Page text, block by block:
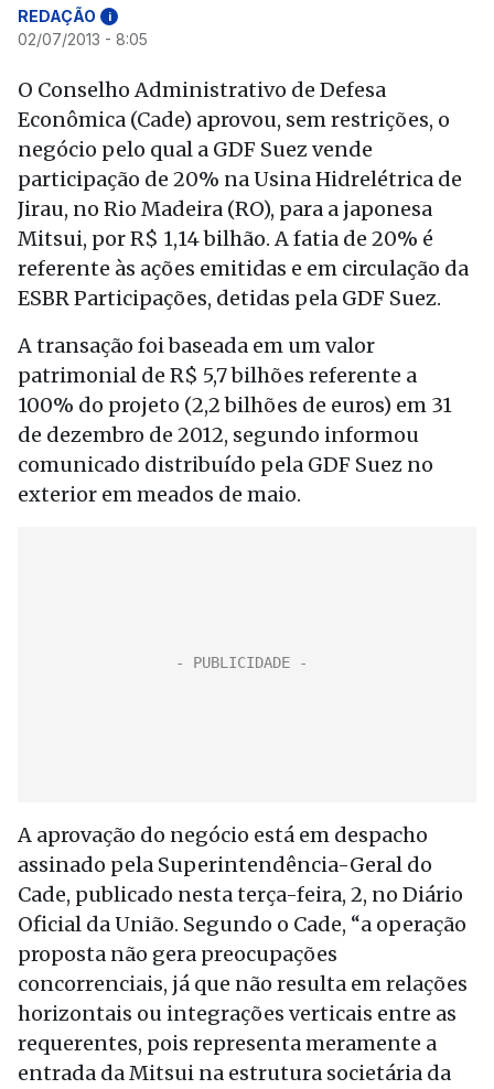
REDAÇÃO i
02/07/2013 - 8:05
O Conselho Administrativo de Defesa
Econômica (Cade) aprovou, sem restrições, o
negócio pelo qual a GDF Suez vende
participação de 20% na Usina Hidrelétrica de
Jirau, no Rio Madeira (RO), para a japonesa
Mitsui, por R$ 1,14 bilhão. A fatia de 20% é
referente às ações emitidas e em circulação da
ESBR Participações, detidas pela GDF Suez.
A transação foi baseada em um valor
patrimonial de R$ 5,7 bilhões referente a
100% do projeto (2,2 bilhões de euros) em 31
de dezembro de 2012, segundo informou
comunicado distribuído pela GDF Suez no
exterior em meados de maio.
A aprovação do negócio está em despacho
assinado pela Superintendência-Geral do
Cade, publicado nesta terça-feira, 2, no Diário
Oficial da União. Segundo o Cade, “a operação
proposta não gera preocupações
concorrenciais, já que não resulta em relações
horizontais ou integrações verticais entre as
requerentes, pois representa meramente a
entrada da Mitsui na estrutura societária da